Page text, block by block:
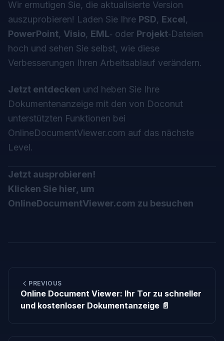
Wir ermutigen Sie, die aktualisierte Version
auszuprobieren! Laden Sie Ihre PSD, Excel,
PowerPoint, Visio, EML‑ oder Projekt‑Dateien
hoch und sehen Sie selbst, wie diese
Verbesserungen Ihren Arbeitsablauf verändern.
Jetzt entdecken und heben Sie Ihre
Dokumentenanzeige mit den von Doconut
unterstützten Funktionen bei
OnlineDocumentViewer.com auf das nächste
Level.
Jetzt ausprobieren!
Klicken Sie hier, um
OnlineDocumentViewer.com zu besuchen
PREVIOUS
Online Document Viewer: Ihr Tor zu schneller
und kostenloser Dokumentanzeige 📄